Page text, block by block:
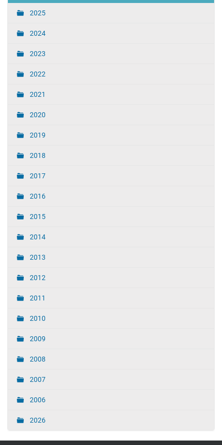
2025
2024
2023
2022
2021
2020
2019
2018
2017
2016
2015
2014
2013
2012
2011
2010
2009
2008
2007
2006
2026